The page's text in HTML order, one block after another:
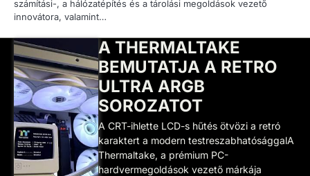
számítási-, a hálózatépítés és a tárolási megoldások vezető
innovátora, valamint…
A THERMALTAKE
BEMUTATJA A RETRO
ULTRA ARGB
SOROZATOT
A CRT-ihlette LCD-s hűtés ötvözi a retró
karaktert a modern testreszabhatósággalA
Thermaltake, a prémium PC-
hardvermegoldások vezető márkája